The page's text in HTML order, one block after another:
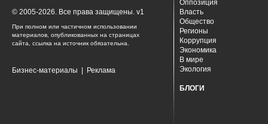
© 2005-2026. Все права защищены. v1
При полном или частичном использовании
материалов, опубликованных на страницах
сайта, ссылка на источник обязательна.
Бизнес-материалы Реклама
Оппозиция
Власть
Общество
Регионы
Коррупция
Экономика
В мире
Экология
БЛОГИ